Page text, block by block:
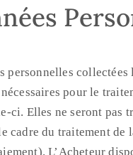
personnelles collectées
pour le
ci. Elles ne seront pas
cadre du traitement de
L’Acheteur